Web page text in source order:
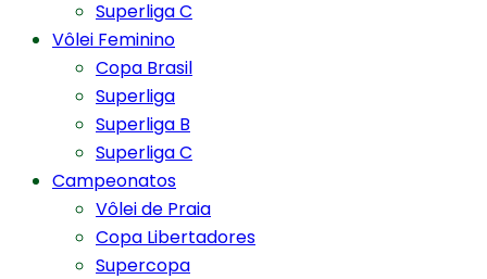
Superliga C
Vôlei Feminino
Copa Brasil
Superliga
Superliga B
Superliga C
Campeonatos
Vôlei de Praia
Copa Libertadores
Supercopa